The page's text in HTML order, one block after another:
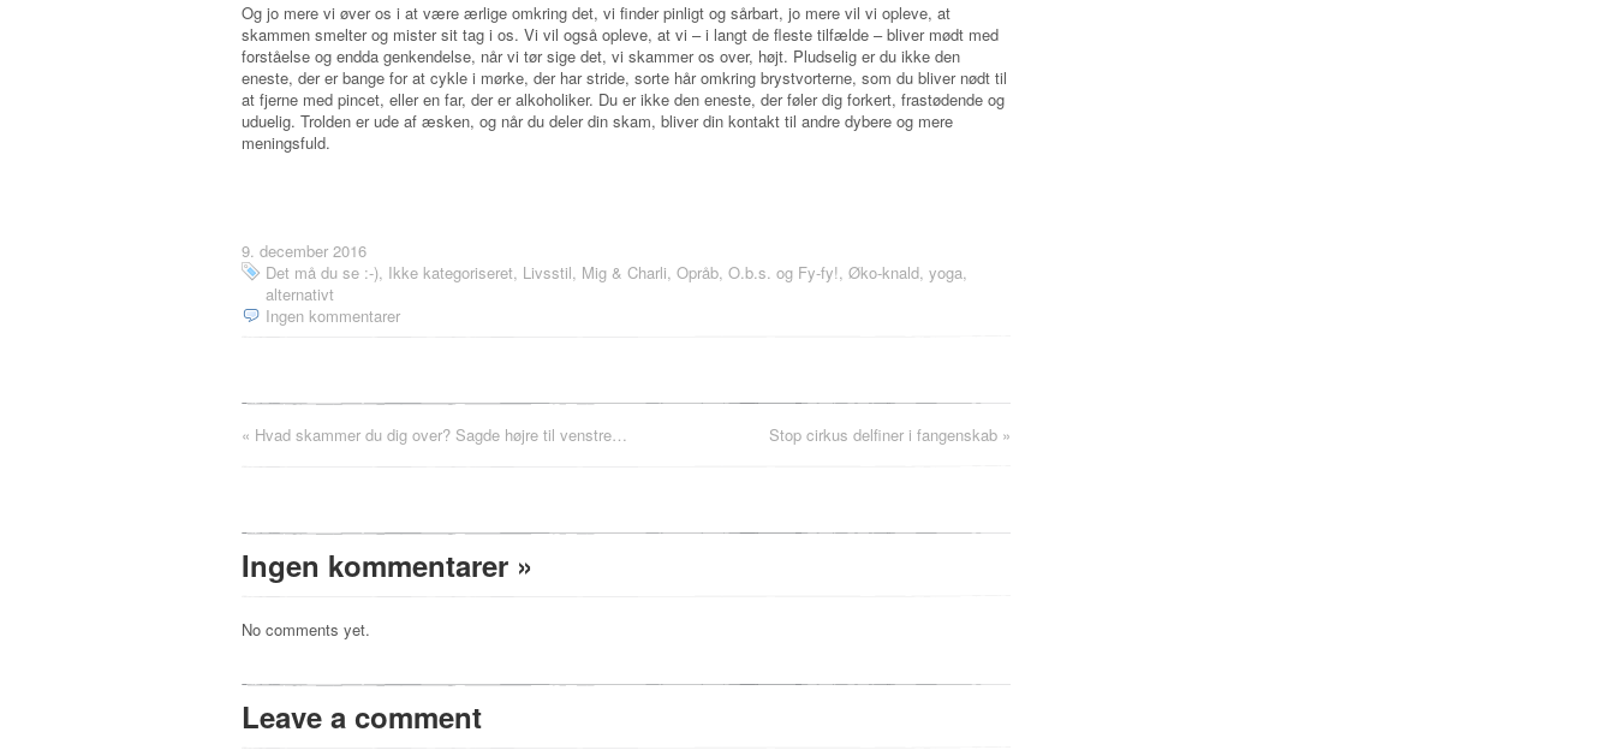
Og jo mere vi øver os i at være ærlige omkring det, vi finder pinligt og sårbart, jo mere vil vi opleve, at
skammen smelter og mister sit tag i os. Vi vil også opleve, at vi – i langt de fleste tilfælde – bliver mødt med
forståelse og endda genkendelse, når vi tør sige det, vi skammer os over, højt. Pludselig er du ikke den
eneste, der er bange for at cykle i mørke, der har stride, sorte hår omkring brystvorterne, som du bliver nødt til
at fjerne med pincet, eller en far, der er alkoholiker. Du er ikke den eneste, der føler dig forkert, frastødende og
uduelig. Trolden er ude af æsken, og når du deler din skam, bliver din kontakt til andre dybere og mere
meningsfuld.
9. december 2016
Det må du se :-), Ikke kategoriseret, Livsstil, Mig & Charli, Opråb, O.b.s. og Fy-fy!, Øko-knald, yoga,
alternativt
Ingen kommentarer
« Hvad skammer du dig over? Sagde højre til venstre… Stop cirkus delfiner i fangenskab »
Ingen kommentarer »
No comments yet.
Leave a comment